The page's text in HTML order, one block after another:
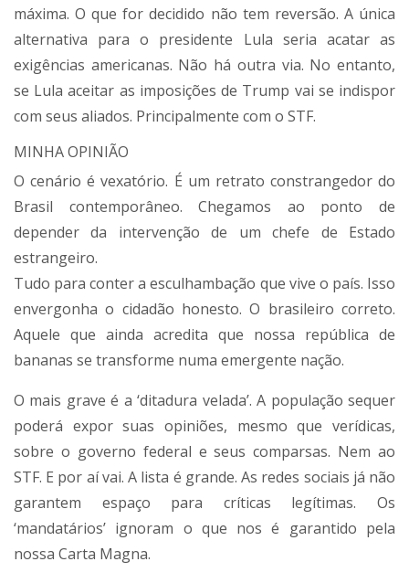
máxima. O que for decidido não tem reversão. A única
alternativa para o presidente Lula seria acatar as
exigências americanas. Não há outra via. No entanto,
se Lula aceitar as imposições de Trump vai se indispor
com seus aliados. Principalmente com o STF.
MINHA OPINIÃO
O cenário é vexatório. É um retrato constrangedor do
Brasil contemporâneo. Chegamos ao ponto de
depender da intervenção de um chefe de Estado
estrangeiro.
Tudo para conter a esculhambação que vive o país. Isso
envergonha o cidadão honesto. O brasileiro correto.
Aquele que ainda acredita que nossa república de
bananas se transforme numa emergente nação.
O mais grave é a ‘ditadura velada’. A população sequer
poderá expor suas opiniões, mesmo que verídicas,
sobre o governo federal e seus comparsas. Nem ao
STF. E por aí vai. A lista é grande. As redes sociais já não
garantem espaço para críticas legítimas. Os
‘mandatários’ ignoram o que nos é garantido pela
nossa Carta Magna.